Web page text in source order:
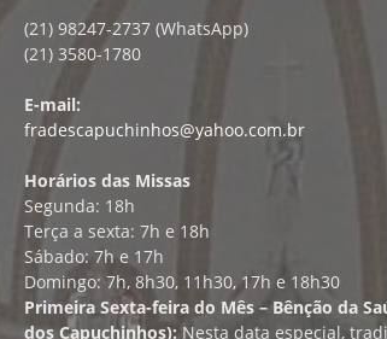
(21) 98247-2737 (WhatsApp)
(21) 3580-1780
E-mail:
fradescapuchinhos@yahoo.com.br
Horários das Missas
Segunda: 18h
Terça a sexta: 7h e 18h
Sábado: 7h e 17h
Domingo: 7h, 8h30, 11h30, 17h e 18h30
Primeira Sexta-feira do Mês – Bênção da
dos Capuchinhos): Nesta data especial,